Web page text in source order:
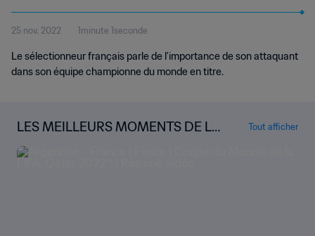
25 nov. 2022 1minute 1seconde
Le sélectionneur français parle de l'importance de son attaquant
dans son équipe championne du monde en titre.
LES MEILLEURS MOMENTS DE LA
COUPE DU MONDE
Tout afficher